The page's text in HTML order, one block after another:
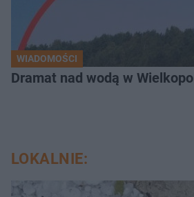
WIADOMOŚCI
Dramat nad wodą w
LOKALNIE: